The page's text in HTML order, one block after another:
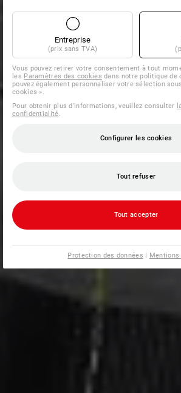
Entreprise
(prix sans TVA)
Vous pouvez retirer votre consentement à tout
les Paramètres des cookies dans notre politique de
pouvez également personnaliser votre sélection
cookies ».
Pour obtenir plus d'informations, veuillez consulter
confidentialité
Configurer les cookies
Tout refuser
Tout accepter
Protection des données | Mentions